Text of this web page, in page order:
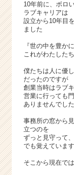
10年前に、ボロ
ラブキャリアは
設立から10年目
ました
『世の中を豊か
これがわたした
僕たちは人に優
だったのですが
創業当時はラブ
営業に行っても
ありませんでした
事務所の窓から
立つのを
ずっと見守って
でも覚えています
そこから現在で